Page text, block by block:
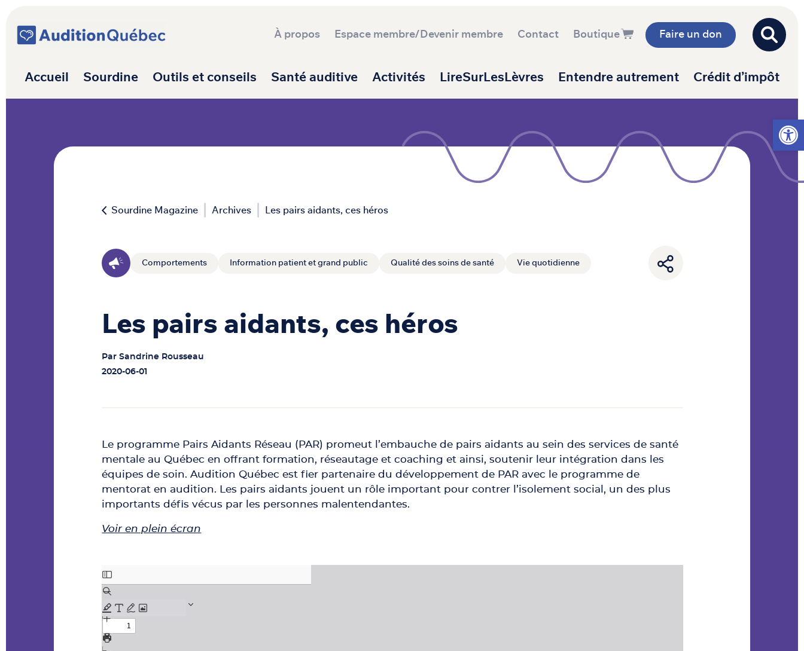
Ouvrir
Navigation principale
À propos Espace membre/Devenir membre Contact Boutique Faire un don
Accueil Sourdine Outils et conseils Santé auditive Activités LireSurLesLèvres Entendre autrement Crédit d’impôt
Sourdine Magazine Archives Les pairs aidants, ces héros
Comportements Information patient et grand public Qualité des soins de santé Vie quotidienne
Les pairs aidants, ces héros
ParSandrine Rousseau
2020-06-01
Le programme Pairs Aidants Réseau (PAR) promeut l’embauche de pairs aidants au sein des services de santé
mentale au Québec en offrant formation, réseautage et coaching et ainsi, soutenir leur intégration dans les
équipes de soin. Audition Québec est fier partenaire du développement de PAR avec le programme de
mentorat en audition. Les pairs aidants jouent un rôle important pour contrer l’isolement social, un des plus
importants défis vécus par les personnes malentendantes.
Voir en plein écran